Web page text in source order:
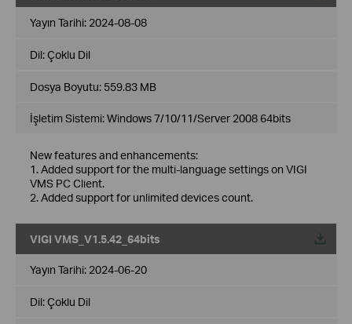
Yayın Tarihi: 2024-08-08
Dil:Çoklu Dil
Dosya Boyutu: 559.83 MB
İşletim Sistemi: Windows 7/10/11/Server 2008 64bits
New features and enhancements:
1. Added support for the multi-language settings on VIGI
VMS PC Client.
2. Added support for unlimited devices count.
VIGI VMS_V1.5.42_64bits
Yayın Tarihi: 2024-06-20
Dil:Çoklu Dil